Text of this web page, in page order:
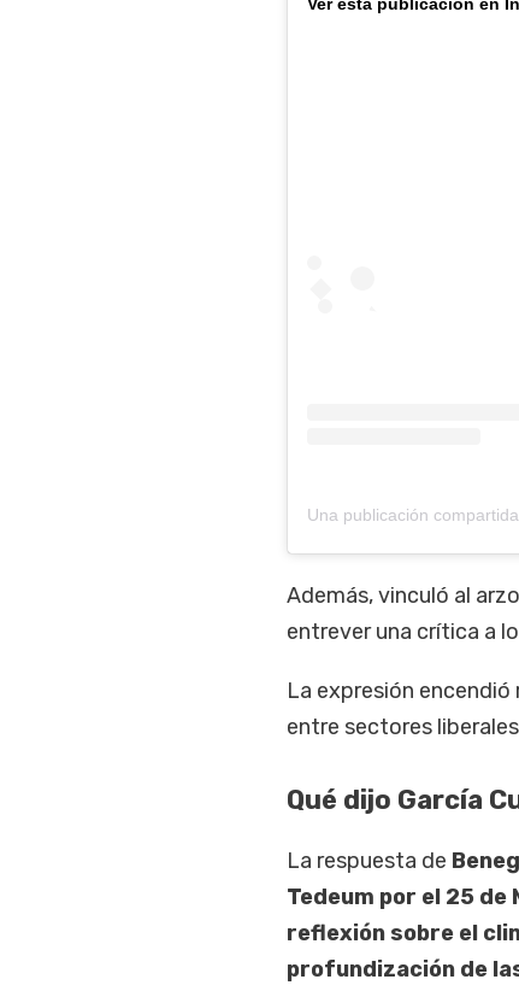
Además, vinculó al
entrever una crítica a
La expresión
entre sectores
Qué dijo García
La respuesta de
Tedeum por el 25 de
reflexión sobre el
profundización de